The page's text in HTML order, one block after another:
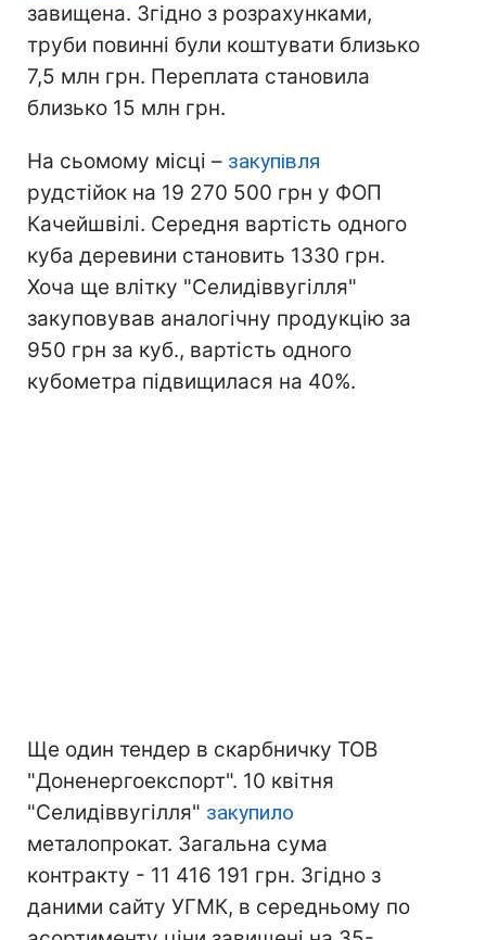
завищена. Згідно з розрахунками,
труби повинні були коштувати близько
7,5 млн грн. Переплата становила
близько 15 млн грн.
На сьомому місці – закупівля
рудстійок на 19 270 500 грн у ФОП
Качейшвілі. Середня вартість одного
куба деревини становить 1330 грн.
Хоча ще влітку "Селидіввугілля"
закуповував аналогічну продукцію за
950 грн за куб., вартість одного
кубометра підвищилася на 40%.
Ще один тендер в скарбничку ТОВ
"Доненергоекспорт". 10 квітня
"Селидіввугілля" закупило
металопрокат. Загальна сума
контракту - 11 416 191 грн. Згідно з
даними сайту УГМК, в середньому по